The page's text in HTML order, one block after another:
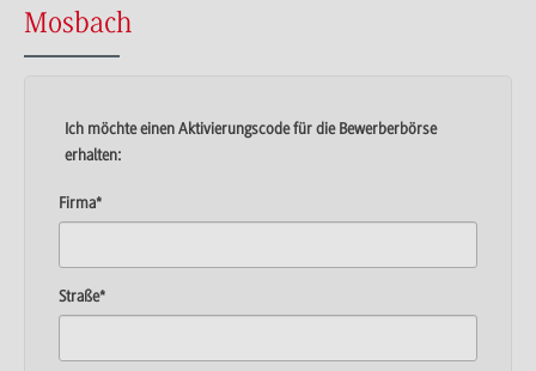
Mosbach
Ich möchte einen Aktivierungscode für die Bewerberbörse
erhalten:
Firma*
Straße*